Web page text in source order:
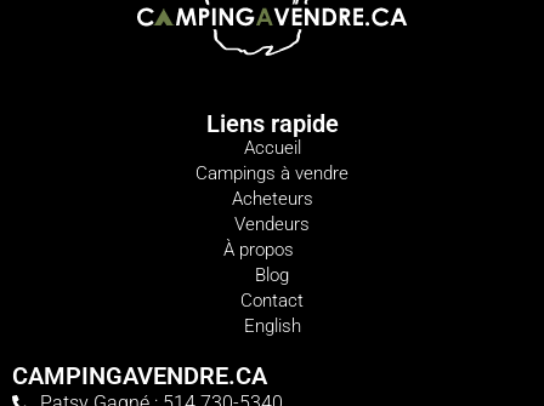
Liens rapide
Accueil
Campings à vendre
Acheteurs
Vendeurs
À propos
Blog
Contact
English
CAMPINGAVENDRE.CA